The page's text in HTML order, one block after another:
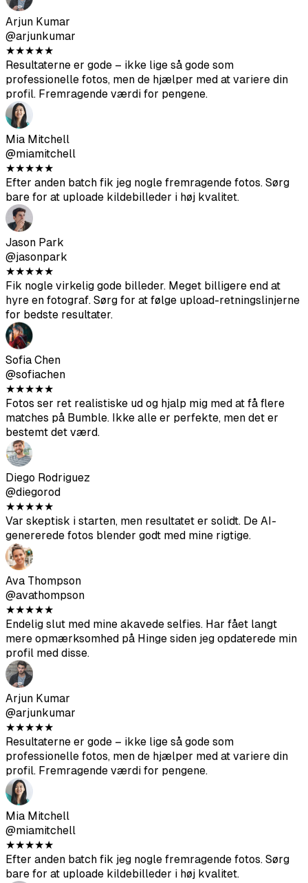
profil. Fremragende værdi for pengene.
Mia Mitchell
@miamitchell
★★★ ★★
Efter anden batch fik jeg nogle fremragende fotos. Sørg
bare for at uploade kildebilleder i høj kvalitet.
Jason Park
@jasonpark
★★★★★
Fik nogle virkelig gode billeder. Meget billigere end at
hyre en fotograf. Sørg for at følge upload-retningslinjerne
for bedste resultater.
Sofia Chen
@sofiachen
★★★★★
Fotos ser ret realistiske ud og hjalp mig med at få flere
matches på Bumble. Ikke alle er perfekte, men det er
bestemt det værd.
Diego Rodriguez
@diegorod
★★★★★
Var skeptisk i starten, men resultatet er solidt. De AI-
genererede fotos blender godt med mine rigtige.
Ava Thompson
@avathompson
★★★★★
Endelig slut med mine akavede selfies. Har fået langt
mere opmærksomhed på Hinge siden jeg opdaterede min
profil med disse.
Arjun Kumar
@arjunkumar
★★★ ★★
Resultaterne er gode – ikke lige så gode som
professionelle fotos, men de hjælper med at variere din
profil. Fremragende værdi for pengene.
Mia Mitchell
@miamitchell
★★★ ★★
Efter anden batch fik jeg nogle fremragende fotos. Sørg
bare for at uploade kildebilleder i høj kvalitet.
Jason Park
@jasonpark